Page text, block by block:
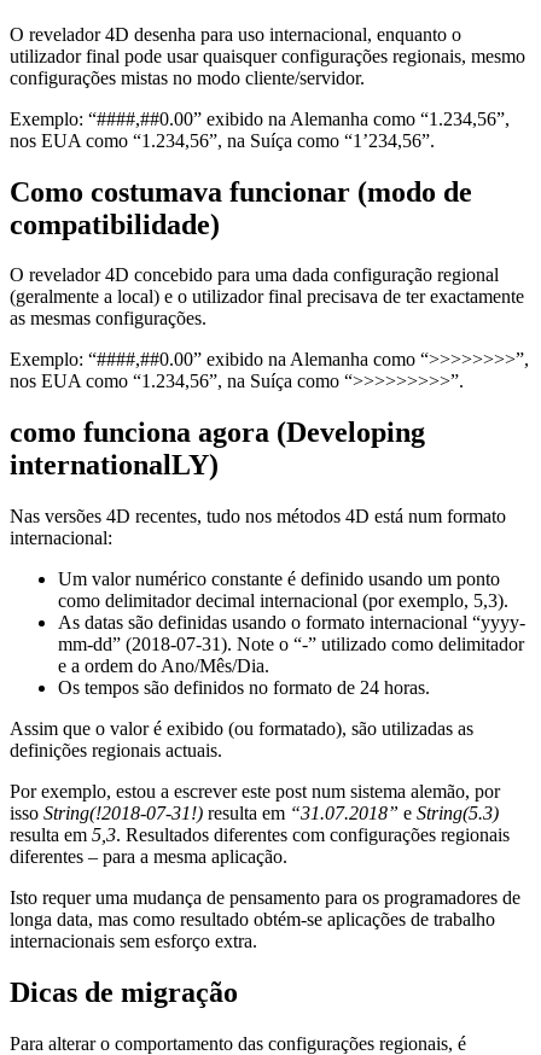
O revelador 4D desenha para uso internacional, enquanto o
utilizador final pode usar quaisquer configurações regionais, mesmo
configurações mistas no modo cliente/servidor.
Exemplo: “####,##0.00” exibido na Alemanha como “1.234,56”,
nos EUA como “1.234,56”, na Suíça como “1’234,56”.
Como costumava funcionar (modo de
compatibilidade)
O revelador 4D concebido para uma dada configuração regional
(geralmente a local) e o utilizador final precisava de ter exactamente
as mesmas configurações.
Exemplo: “####,##0.00” exibido na Alemanha como “>>>>>>>>”,
nos EUA como “1.234,56”, na Suíça como “>>>>>>>>>”.
como funciona agora (Developing
internationalLY)
Nas versões 4D recentes, tudo nos métodos 4D está num formato
internacional:
Um valor numérico constante é definido usando um ponto
como delimitador decimal internacional (por exemplo, 5,3).
As datas são definidas usando o formato internacional “yyyy-
mm-dd” (2018-07-31). Note o “-” utilizado como delimitador
e a ordem do Ano/Mês/Dia.
Os tempos são definidos no formato de 24 horas.
Assim que o valor é exibido (ou formatado), são utilizadas as
definições regionais actuais.
Por exemplo, estou a escrever este post num sistema alemão, por
isso String(!2018-07-31!) resulta em “31.07.2018” e String(5.3)
resulta em 5,3. Resultados diferentes com configurações regionais
diferentes – para a mesma aplicação.
Isto requer uma mudança de pensamento para os programadores de
longa data, mas como resultado obtém-se aplicações de trabalho
internacionais sem esforço extra.
Dicas de migração
Para alterar o comportamento das configurações regionais, é